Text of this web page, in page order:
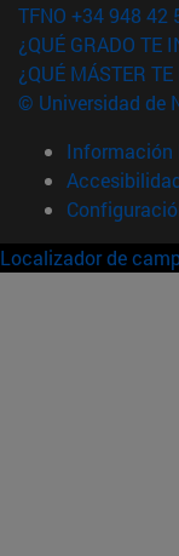
TFNO +34 948 42
¿QUÉ GRADO TE
¿QUÉ MÁSTER TE
© Universidad de
Información
Localizador de